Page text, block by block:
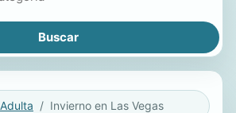
Invierno en Las Vegas